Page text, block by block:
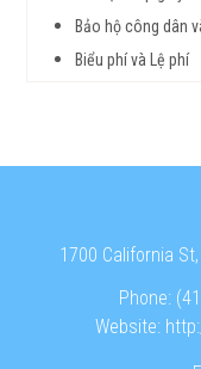
Bảo hộ công dân
Biểu phí và Lệ phí
1700 California
Phone:
Website: